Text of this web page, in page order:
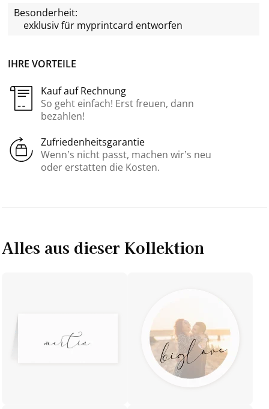
IHRE VORTEILE
Kauf auf Rechnung
So geht einfach! Erst freuen, dann
bezahlen!
Zufriedenheitsgarantie
Wenn’s nicht passt, machen wir’s neu
oder erstatten die Kosten.
Besonderheit:
exklusiv für myprintcard entworfen
Alles aus dieser Kollektion